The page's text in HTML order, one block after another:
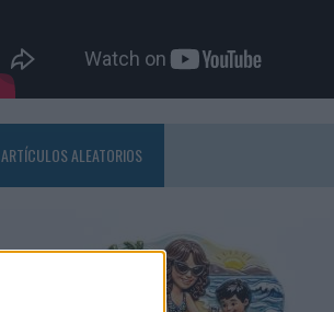
ARTÍCULOS ALEATORIOS